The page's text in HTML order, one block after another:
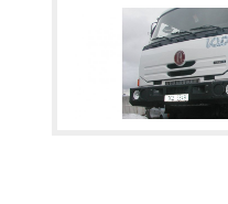
- provoz
- půjčovna motorových
- koupě zboží za
režimu živnosti volné
- účetní a